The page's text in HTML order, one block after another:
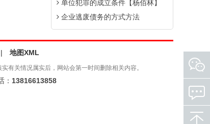
单位犯罪的成立条件【杨佰林】
企业逃废债务的方式方法
地图XML
有关情况属实后，网站会第一时间删除相关内容。
： 13816613858